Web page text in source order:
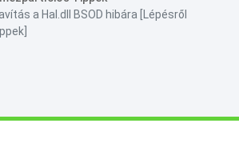
a Hal.dll BSOD hibára [Lépésről